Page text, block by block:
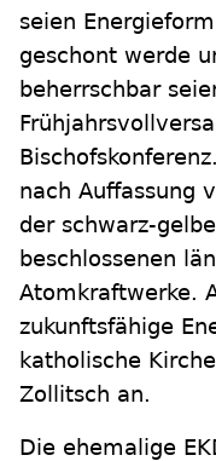
seien
geschont werde
beherrschbar
nach Auffassung
der schwarz-
beschlossenen
Atomkraftwerke.
zukunftsfähige
katholische
Zollitsch an.
Die ehemalige